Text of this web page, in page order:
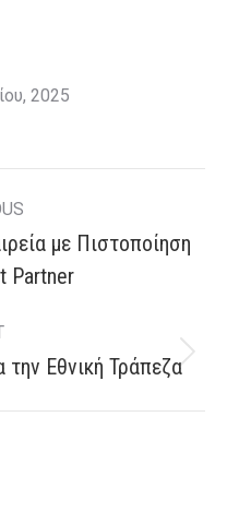
2025
με Πιστοποίηση
Partner
την Εθνική Τράπεζα